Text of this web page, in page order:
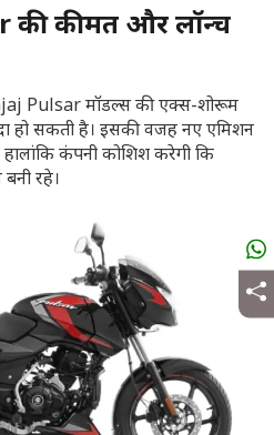
की कीमत और लॉन्च
Pulsar मॉडल्स की एक्स-शोरूम
हो सकती है। इसकी वजह नए एमिशन
हालांकि कंपनी कोशिश करेगी कि
रहे।